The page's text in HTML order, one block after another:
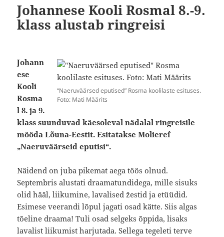
Johannese Kooli Rosmal 8.-9.
klass alustab ringreisi
“Naeruväärsed eputised” Rosma koolilaste esituses.
Foto: Mati Määrits
Johann
ese
Kooli
Rosma
l 8. ja 9.
klass suunduvad käesoleval nädalal ringreisile
mööda Lõuna-Eestit. Esitatakse Moliere`i
„Naeruväärseid eputisi“.
Näidend on juba pikemat aega töös olnud.
Septembris alustati draamatundidega, mille sisuks
olid hääl, liikumine, lavalised žestid ja etüüdid.
Esimese veerandi lõpul jagati osad kätte. Siis algas
tõeline draama! Tuli osad selgeks õppida, lisaks
lavalist liikumist harjutada. Sellega tegeleti terve